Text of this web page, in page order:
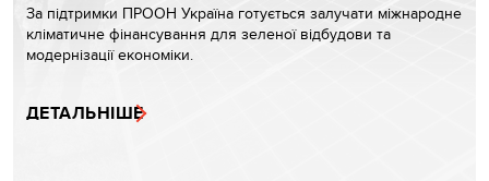
За підтримки ПРООН Україна готується залучати міжнародне
кліматичне фінансування для зеленої відбудови та
модернізації економіки.
ДЕТАЛЬНІШЕ